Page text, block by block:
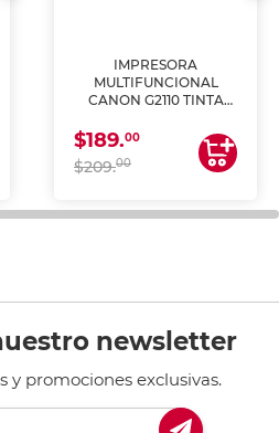
IMPRESORA
MULTIFUNCIONAL
CANON G2110 TINTA
$189.00
$209.00
newsletter
y promociones exclusivas.